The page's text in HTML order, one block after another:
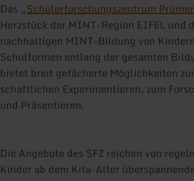
Das „Schülerforschungszentrum
Herzstück der MINT-Region EIFEL und
nachhaltigen MINT-Bildung von
Schulformen entlang der gesamten
bietet breit gefächerte Möglichkeiten
schaftlichen Experimentieren, zum
und Präsentieren.
Die Angebote des SFZ reichen von
Kinder ab dem Kita-Alter